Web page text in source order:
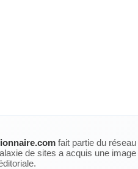
fait partie du réseau
de sites a acquis une